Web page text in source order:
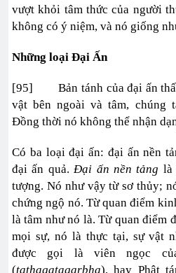
vượt khỏi tâm thức của người
không có ý niệm, và nó giống
Những loại Đại Ấn
[95] Bản tánh của đại ấn
vật bên ngoài và tâm, chúng
Đồng thời nó không thể nhận
Có ba loại đại ấn: đại ấn nền
đại ấn quả.Đại ấn nền tảng là
tượng. Nó như vậy từ sơ thủy;
chứng ngộ nó. Từ quan điểm
là tâm như nó là. Từ quan điểm
mọi sự, nó là thực tại, sự vật
được gọi là viên ngọc
(tathagatagarbha), hay Phật